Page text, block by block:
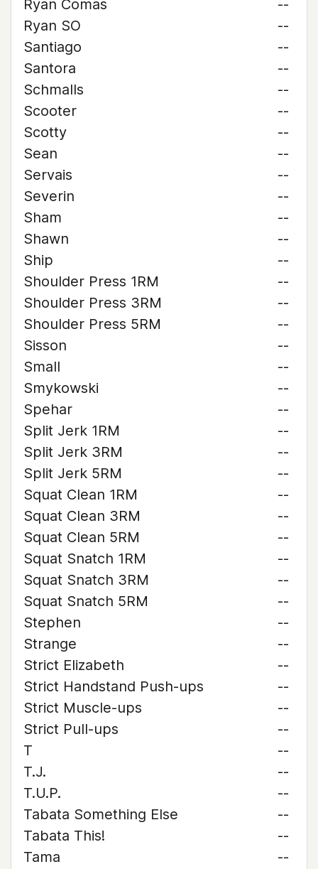
Ryan Comas
--
Ryan SO
--
Santiago
--
Santora
--
Schmalls
--
Scooter
--
Scotty
--
Sean
--
Servais
--
Severin
--
Sham
--
Shawn
--
Ship
--
Shoulder Press 1RM
--
Shoulder Press 3RM
--
Shoulder Press 5RM
--
Sisson
--
Small
--
Smykowski
--
Spehar
--
Split Jerk 1RM
--
Split Jerk 3RM
--
Split Jerk 5RM
--
Squat Clean 1RM
--
Squat Clean 3RM
--
Squat Clean 5RM
--
Squat Snatch 1RM
--
Squat Snatch 3RM
--
Squat Snatch 5RM
--
Stephen
--
Strange
--
Strict Elizabeth
--
Strict Handstand Push-ups
--
Strict Muscle-ups
--
Strict Pull-ups
--
T
--
T.J.
--
T.U.P.
--
Tabata Something Else
--
Tabata This!
--
Tama
--